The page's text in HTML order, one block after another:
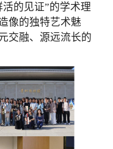
的见证”的学术理
像的独特艺术魅
交融、源远流长的